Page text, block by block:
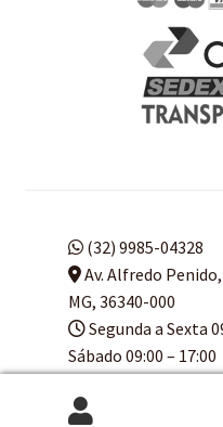
(32) 9985-04328
Av. Alfredo
MG, 36340-000
Segunda a Sexta
Sábado 09:00 – 17:00